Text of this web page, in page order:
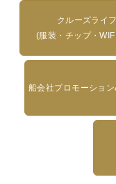
クルーズライフ
(服装・チップ・
船会社プロモーショ